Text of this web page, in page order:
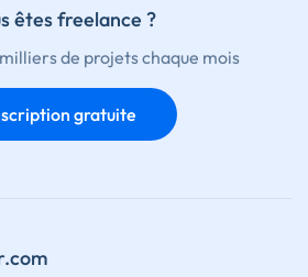
êtes freelance ?
de projets chaque mois
gratuite